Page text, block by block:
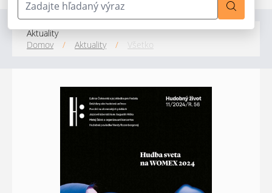
Aktuality
Domov
/ Aktuality / Všetko